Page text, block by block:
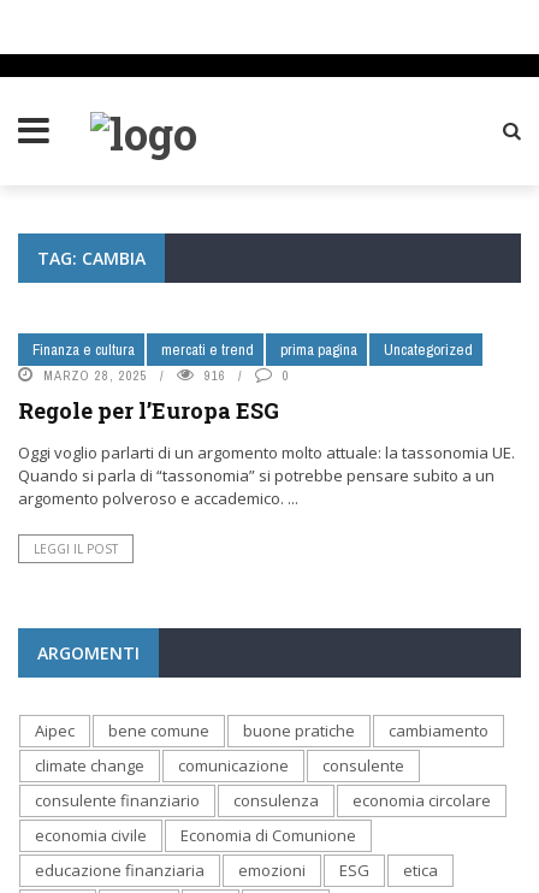
TAG: CAMBIA
Finanza e cultura mercati e trend prima pagina Uncategorized
MARZO 28, 2025 916 0
Regole per l’Europa ESG
Oggi voglio parlarti di un argomento molto attuale: la tassonomia UE.
Quando si parla di “tassonomia” si potrebbe pensare subito a un
argomento polveroso e accademico. ...
LEGGI IL POST
ARGOMENTI
Aipec bene comune buone pratiche
cambiamento
climate change
comunicazione
consulente
consulente finanziario
consulenza
economia circolare
economia civile
Economia di Comunione
educazione finanziaria
emozioni ESG
etica